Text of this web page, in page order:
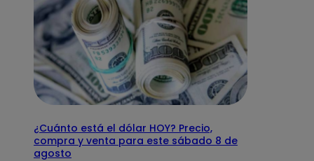
¿Cuánto está el dólar HOY? Precio,
compra y venta para este sábado 8 de
agosto